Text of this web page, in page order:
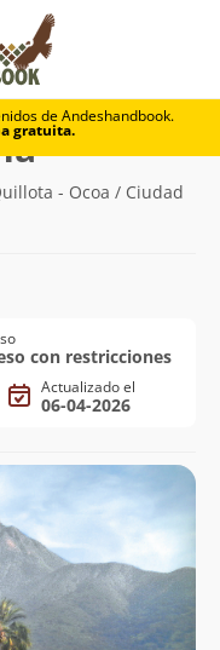
de Andeshandbook.
gratuita.
(1.880m)
- Ocoa / Ciudad
con restricciones
Actualizado el
06-04-2026